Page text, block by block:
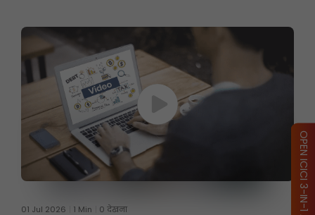
01 Jul 2026 1 Min 0 देखना